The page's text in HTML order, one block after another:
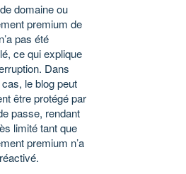
domaine ou
premium de
pas été
ce qui explique
Dans
le blog peut
être protégé par
passe, rendant
limité tant que
premium n’a